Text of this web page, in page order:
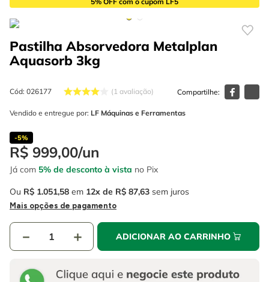
Digite aqui o que você procura
Pastilha Absorvedora Metalplan
Aquasorb 3kg
Cód: 026177 1 avaliação
Vendido e entregue por: LF Máquinas e Ferramentas
-5%
R$ 999,00/un
Já com 5% de desconto à vista no Pix
Ou R$ 1.051,58 em 12 R$ 87,63 sem juros
Mais opções de pagamento
＋
－ ADICIONAR AO CARRINHO
Termos mais buscados
2º caixa ferramentas
3 esmerilhadeira
4º escada
5º serra circular
6 º
8 º fio
9º lavadora alta pressão
Termos mais buscados
º parafusadeira
º caixa ferramentas
º esmerilhadeira
º escada
º serra circular
º luva
º lavadora alta pressão
alicate